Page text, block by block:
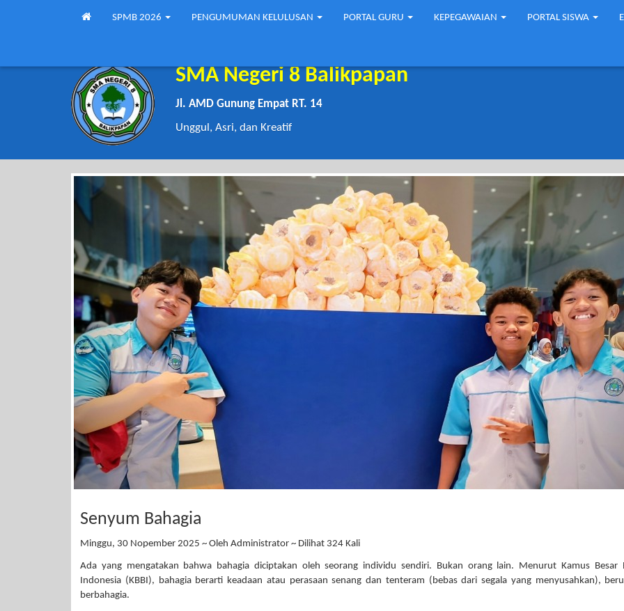
SPMB 2026 PENGUMUMAN KELULUSAN PORTAL GURU KEPEGAWAIAN PORTAL SISWA
SMA Negeri 8 Balikpapan
Jl. AMD Gunung Empat RT. 14
Unggul, Asri, dan Kreatif
Senyum Bahagia
Minggu, 30 Nopember 2025 ~ Oleh Administrator ~ Dilihat 324 Kali
Ada yang mengatakan bahwa bahagia diciptakan oleh seorang individu sendiri. Bukan orang lain. Menurut Kamus Besar
Indonesia (KBBI), bahagia berarti keadaan atau perasaan senang dan tenteram (bebas dari segala yang menyusahkan),
berbahagia.